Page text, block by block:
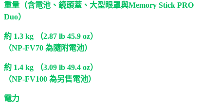
重量（含電池、鏡頭蓋、大型眼罩與Memory Stick PRO
Duo）
約 1.3 kg （2.87 lb 45.9 oz）
（NP-FV70 為隨附電池）
約 1.4 kg （3.09 lb 49.4 oz）
（NP-FV100 為另售電池）
電力